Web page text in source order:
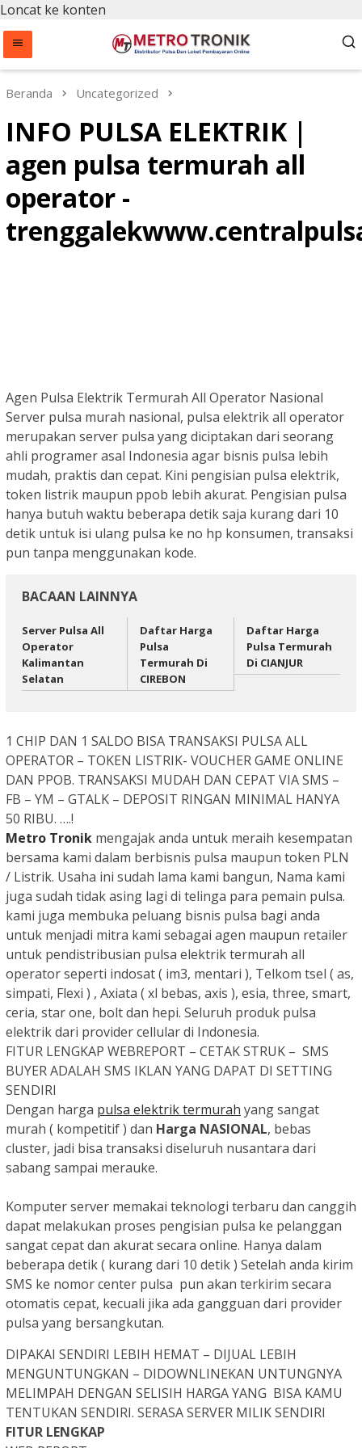
Loncat ke konten
Beranda Uncategorized
INFO PULSA ELEKTRIK |
agen pulsa termurah all
operator -
Agen Pulsa Elektrik Termurah All Operator Nasional
Server pulsa murah nasional, pulsa elektrik all operator
merupakan server pulsa yang diciptakan dari seorang
ahli programer asal Indonesia agar bisnis pulsa lebih
mudah, praktis dan cepat. Kini pengisian pulsa elektrik,
token listrik maupun ppob lebih akurat. Pengisian pulsa
hanya butuh waktu beberapa detik saja kurang dari 10
detik untuk isi ulang pulsa ke no hp konsumen, transaksi
pun tanpa menggunakan kode.
BACAAN LAINNYA
Server Pulsa All
Operator
Kalimantan
Selatan
Daftar Harga
Pulsa
Termurah Di
CIREBON
Daftar Harga
Pulsa Termurah
Di CIANJUR
1 CHIP DAN 1 SALDO BISA TRANSAKSI PULSA ALL
OPERATOR – TOKEN LISTRIK- VOUCHER GAME ONLINE
DAN PPOB. TRANSAKSI MUDAH DAN CEPAT VIA SMS –
FB – YM – GTALK – DEPOSIT RINGAN MINIMAL HANYA
50 RIBU. ….!
Metro Tronik mengajak anda untuk meraih kesempatan
bersama kami dalam berbisnis pulsa maupun token PLN
/ Listrik. Usaha ini sudah lama kami bangun, Nama kami
juga sudah tidak asing lagi di telinga para pemain pulsa.
kami juga membuka peluang bisnis pulsa bagi anda
untuk menjadi mitra kami sebagai agen maupun retailer
untuk pendistribusian pulsa elektrik termurah all
operator seperti indosat ( im3, mentari ), Telkom tsel ( as,
simpati, Flexi ) , Axiata ( xl bebas, axis ), esia, three, smart,
ceria, star one, bolt dan hepi. Seluruh produk pulsa
elektrik dari provider cellular di Indonesia.
FITUR LENGKAP WEBREPORT – CETAK STRUK – SMS
BUYER ADALAH SMS IKLAN YANG DAPAT DI SETTING
SENDIRI
Dengan harga pulsa elektrik termurah yang sangat
murah ( kompetitif ) dan Harga NASIONAL, bebas
cluster, jadi bisa transaksi diseluruh nusantara dari
sabang sampai merauke.
Komputer server memakai teknologi terbaru dan canggih
dapat melakukan proses pengisian pulsa ke pelanggan
sangat cepat dan akurat secara online. Hanya dalam
beberapa detik ( kurang dari 10 detik ) Setelah anda kirim
SMS ke nomor center pulsa pun akan terkirim secara
otomatis cepat, kecuali jika ada gangguan dari provider
pulsa yang bersangkutan.
DIPAKAI SENDIRI LEBIH HEMAT – DIJUAL LEBIH
MENGUNTUNGKAN – DIDOWNLINEKAN UNTUNGNYA
MELIMPAH DENGAN SELISIH HARGA YANG BISA KAMU
TENTUKAN SENDIRI. SERASA SERVER MILIK SENDIRI
FITUR LENGKAP